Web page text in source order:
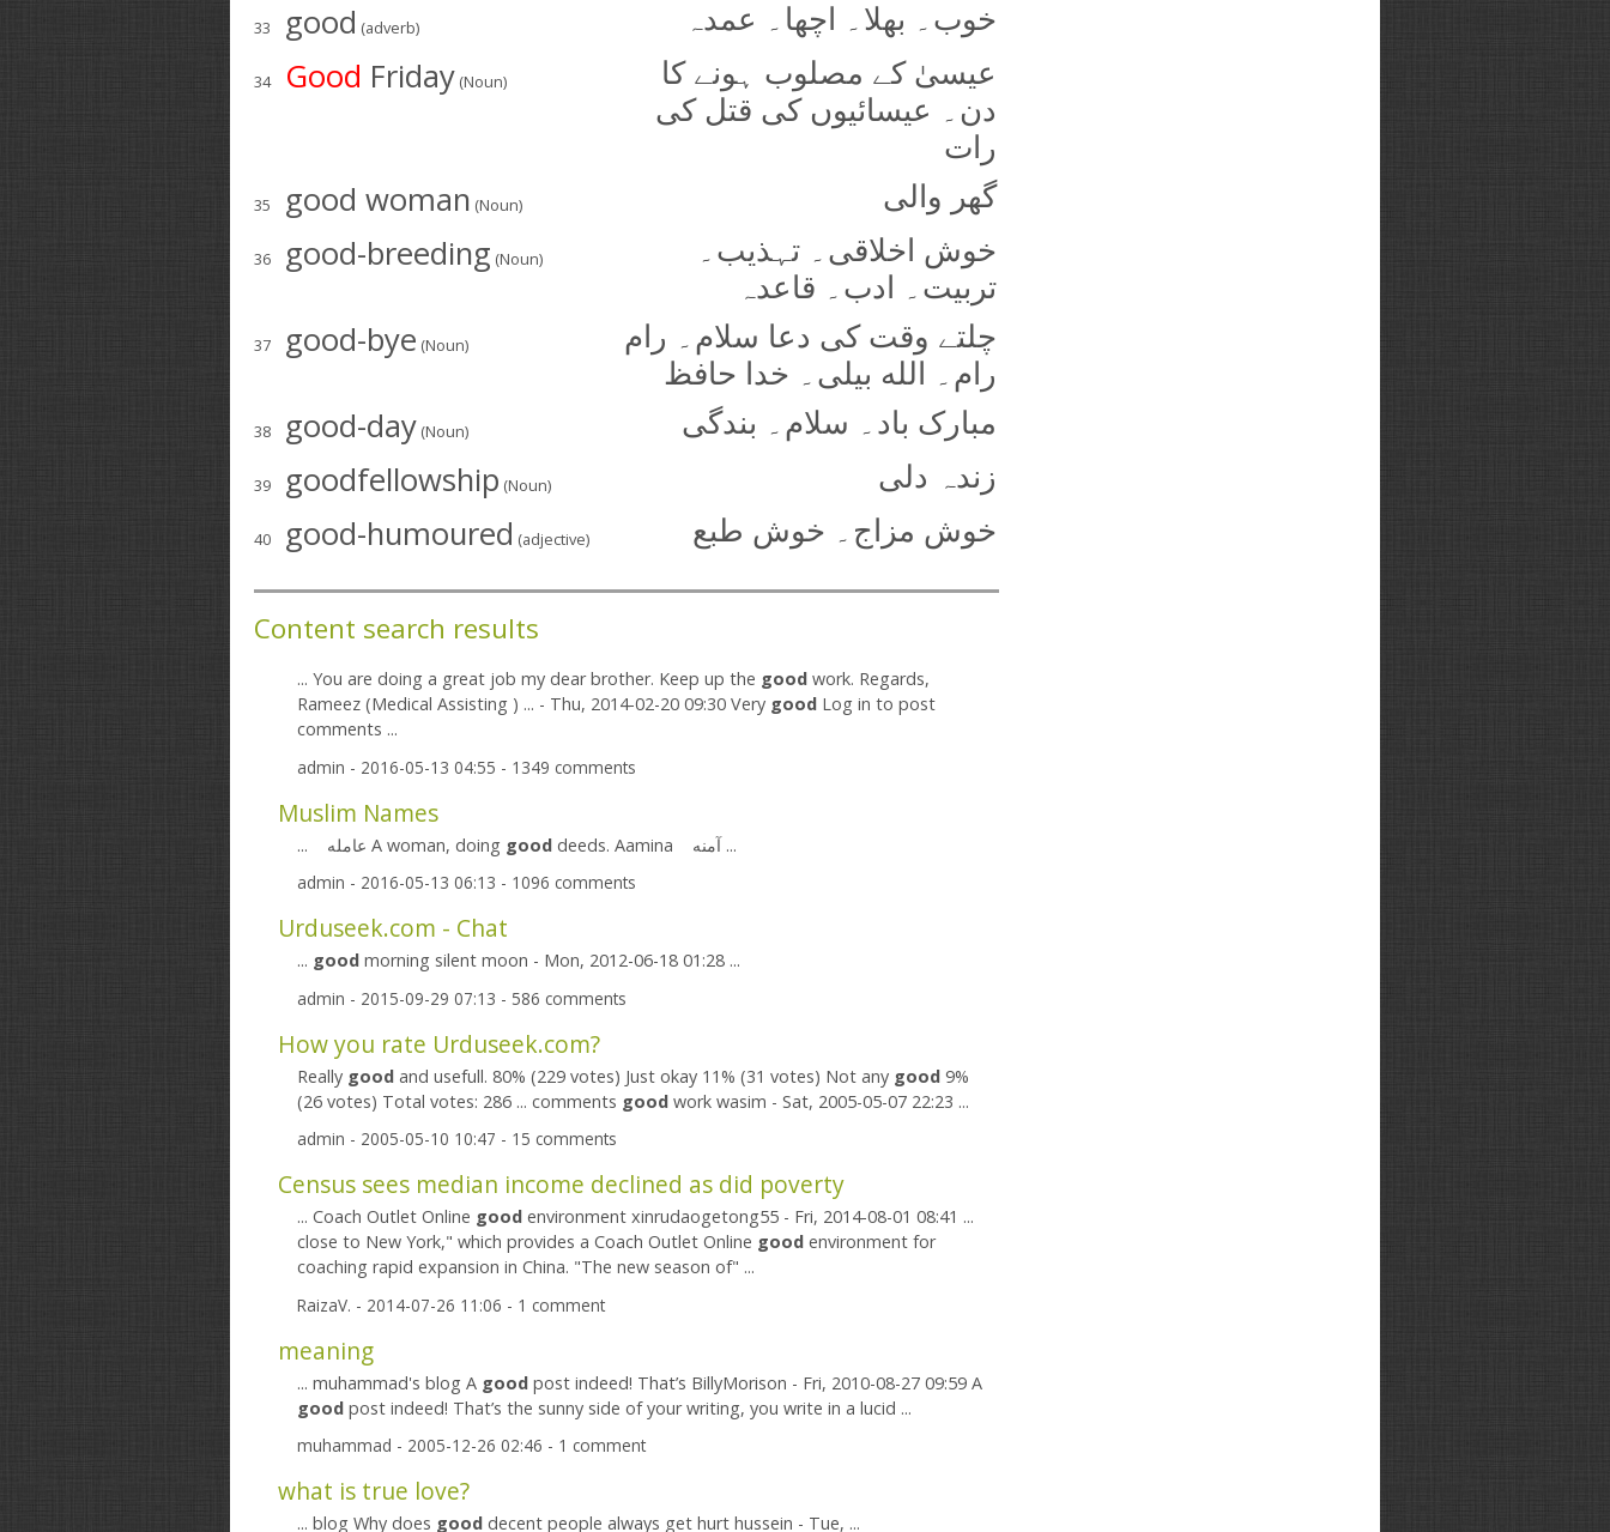
33 good (adverb) خوب۔ بھلا۔ اچھا۔ عمدہ
34 Good Friday (Noun)
عیسیٰ کے مصلوب ہونے کا
دن۔ عیسائیوں کی قتل کی
رات
35 good woman (Noun) گھر والی
36 good-breeding (Noun)
خوش اخلاقی۔ تہذیب۔
تربیت۔ ادب۔ قاعدہ
37 good-bye (Noun)
چلتے وقت کی دعا سلام۔ رام
رام۔ الله بیلی۔ خدا حافظ
38 good-day (Noun) مبارک باد۔ سلام۔ بندگی
39 goodfellowship (Noun) زندہ دلی
40 good-humoured (adjective) خوش مزاج۔ خوش طبع
Content search results
... You are doing a great job my dear brother. Keep up the good work. Regards,
Rameez (Medical Assisting ) ... - Thu, 2014-02-20 09:30 Very good Log in to post
comments ...
admin - 2016-05-13 04:55 - 1349 comments
Muslim Names
... عامله A woman, doing good
deeds. Aamina آمنه ...
admin - 2016-05-13 06:13 - 1096 comments
Urduseek.com - Chat
... good morning silent moon - Mon, 2012-06-18 01:28 ...
admin - 2015-09-29 07:13 - 586 comments
How you rate Urduseek.com?
Really good and usefull. 80% (229 votes) Just okay 11% (31 votes) Not any good 9%
(26 votes) Total votes: 286 ... comments good work wasim - Sat, 2005-05-07 22:23 ...
admin - 2005-05-10 10:47 - 15 comments
Census sees median income declined as did poverty
... Coach Outlet Online good environment xinrudaogetong55 - Fri, 2014-08-01 08:41 ...
close to New York," which provides a Coach Outlet Online good environment for
coaching rapid expansion in China. "The new season of" ...
RaizaV. - 2014-07-26 11:06 - 1 comment
meaning
... muhammad's blog A good post indeed! That’s BillyMorison - Fri, 2010-08-27 09:59 A
good post indeed! That’s the sunny side of your writing, you write in a lucid ...
muhammad - 2005-12-26 02:46 - 1 comment
what is true love?
... blog Why does good decent people always get hurt hussein - Tue, ...